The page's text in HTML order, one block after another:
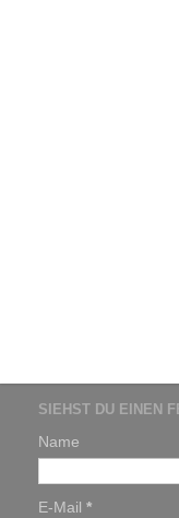
SIEHST DU EINEN
Name
E-Mail *